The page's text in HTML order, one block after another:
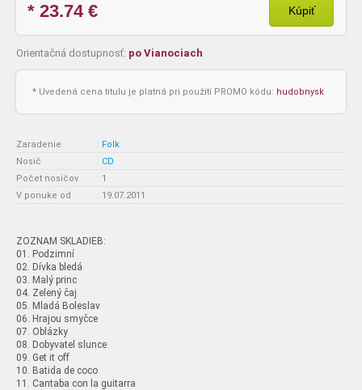
* 23.74€ Kúpiť
Orientačná dostupnosť: po Vianociach
* Uvedená cena titulu je platná pri použití PROMO kódu: hudobnysk
Zaradenie : Folk
Nosič
: CD
Počet nosičov
: 1
V ponuke od
: 19.07.2011
ZOZNAM SKLADIEB:
01. Podzimní
02. Dívka bledá
03. Malý princ
04. Zelený čaj
05. Mladá Boleslav
06. Hrajou smyčce
07. Oblázky
08. Dobyvatel slunce
09. Get it off
10. Batida de coco
11. Cantaba con la guitarra